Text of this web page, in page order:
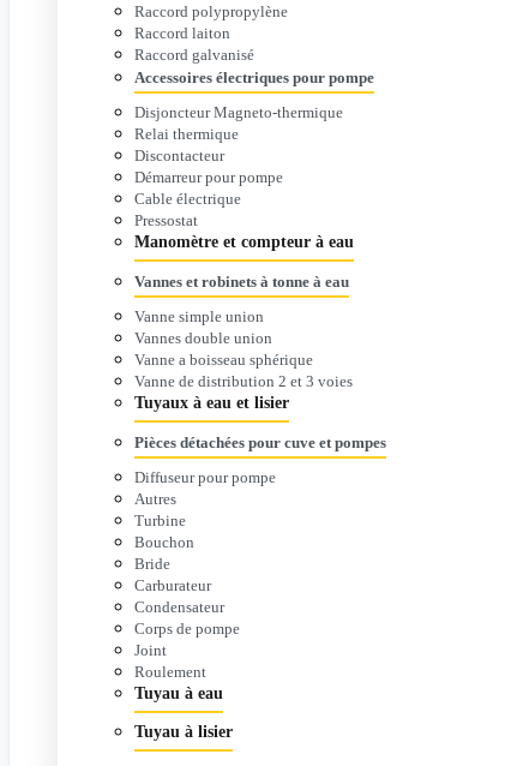
Raccord polypropylène
Raccord laiton
Raccord galvanisé
Accessoires électriques pour pompe
Disjoncteur Magneto-thermique
Relai thermique
Discontacteur
Démarreur pour pompe
Cable électrique
Pressostat
Manomètre et compteur à eau
Vannes et robinets à tonne à eau
Vanne simple union
Vannes double union
Vanne a boisseau sphérique
Vanne de distribution 2 et 3 voies
Tuyaux à eau et lisier
Pièces détachées pour cuve et pompes
Diffuseur pour pompe
Autres
Turbine
Bouchon
Bride
Carburateur
Condensateur
Corps de pompe
Joint
Roulement
Tuyau à eau
Tuyau à lisier